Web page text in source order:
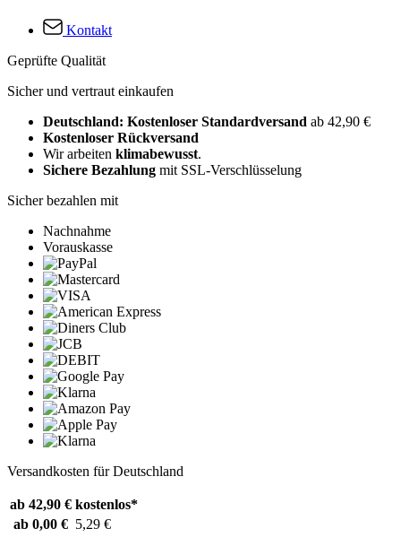
Kontakt
Geprüfte Qualität
Sicher und vertraut einkaufen
Deutschland: Kostenloser Standardversand ab 42,90 €
Kostenloser Rückversand
Wir arbeiten klimabewusst.
Sichere Bezahlung mit SSL-Verschlüsselung
Sicher bezahlen mit
Nachnahme
Vorauskasse
Versandkosten für Deutschland
ab 42,90 € kostenlos*
ab 0,00 € 5,29 €